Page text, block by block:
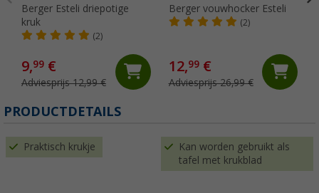
Berger Esteli driepotige
kruk
(2)
9,99 €
Adviesprijs 12,99 €
Berger vouwhocker Esteli
(2)
12,99€
Adviesprijs 26,99 €
PRODUCTDETAILS
Praktisch krukje
Kan worden gebruikt als
tafel met krukblad